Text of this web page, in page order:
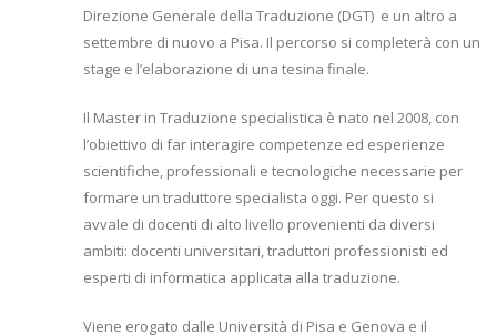
Direzione Generale della Traduzione (DGT) e un altro a
settembre di nuovo a Pisa. Il percorso si completerà con un
stage e l’elaborazione di una tesina finale.
Il Master in Traduzione specialistica è nato nel 2008, con
l’obiettivo di far interagire competenze ed esperienze
scientifiche, professionali e tecnologiche necessarie per
formare un traduttore specialista oggi. Per questo si
avvale di docenti di alto livello provenienti da diversi
ambiti: docenti universitari, traduttori professionisti ed
esperti di informatica applicata alla traduzione.
Viene erogato dalle Università di Pisa e Genova e il